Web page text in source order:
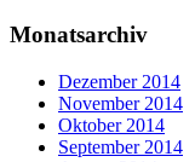
Monatsarchiv
Dezember 2014
November 2014
Oktober 2014
September 2014